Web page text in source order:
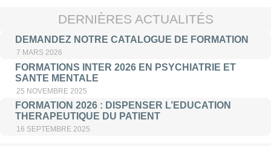
DERNIÈRES ACTUALITÉS
DEMANDEZ NOTRE CATALOGUE DE FORMATION
7 MARS 2026
FORMATIONS INTER 2026 EN PSYCHIATRIE ET
SANTE MENTALE
25 NOVEMBRE 2025
FORMATION 2026 : DISPENSER L’EDUCATION
THERAPEUTIQUE DU PATIENT
16 SEPTEMBRE 2025